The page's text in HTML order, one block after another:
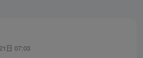
日 07:03